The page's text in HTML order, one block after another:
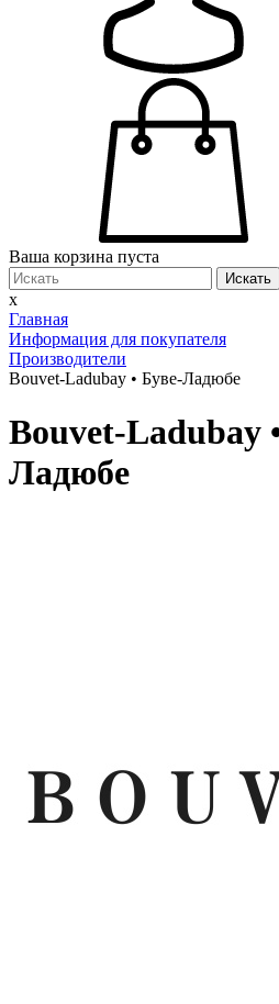
Ваша корзина пуста
Искать
x
Главная
Информация для покупателя
Производители
Bouvet-Ladubay • Буве-Ладюбе
Bouvet-Ladubay
Ладюбе